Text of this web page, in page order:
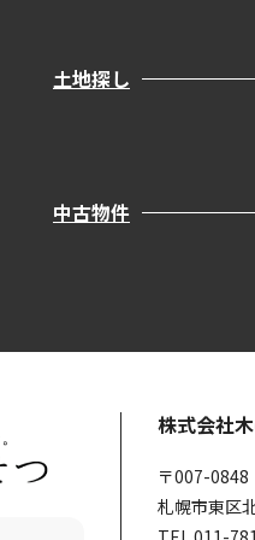
土地探し
中古物件
株式会社
〒007-0848
札幌市東区